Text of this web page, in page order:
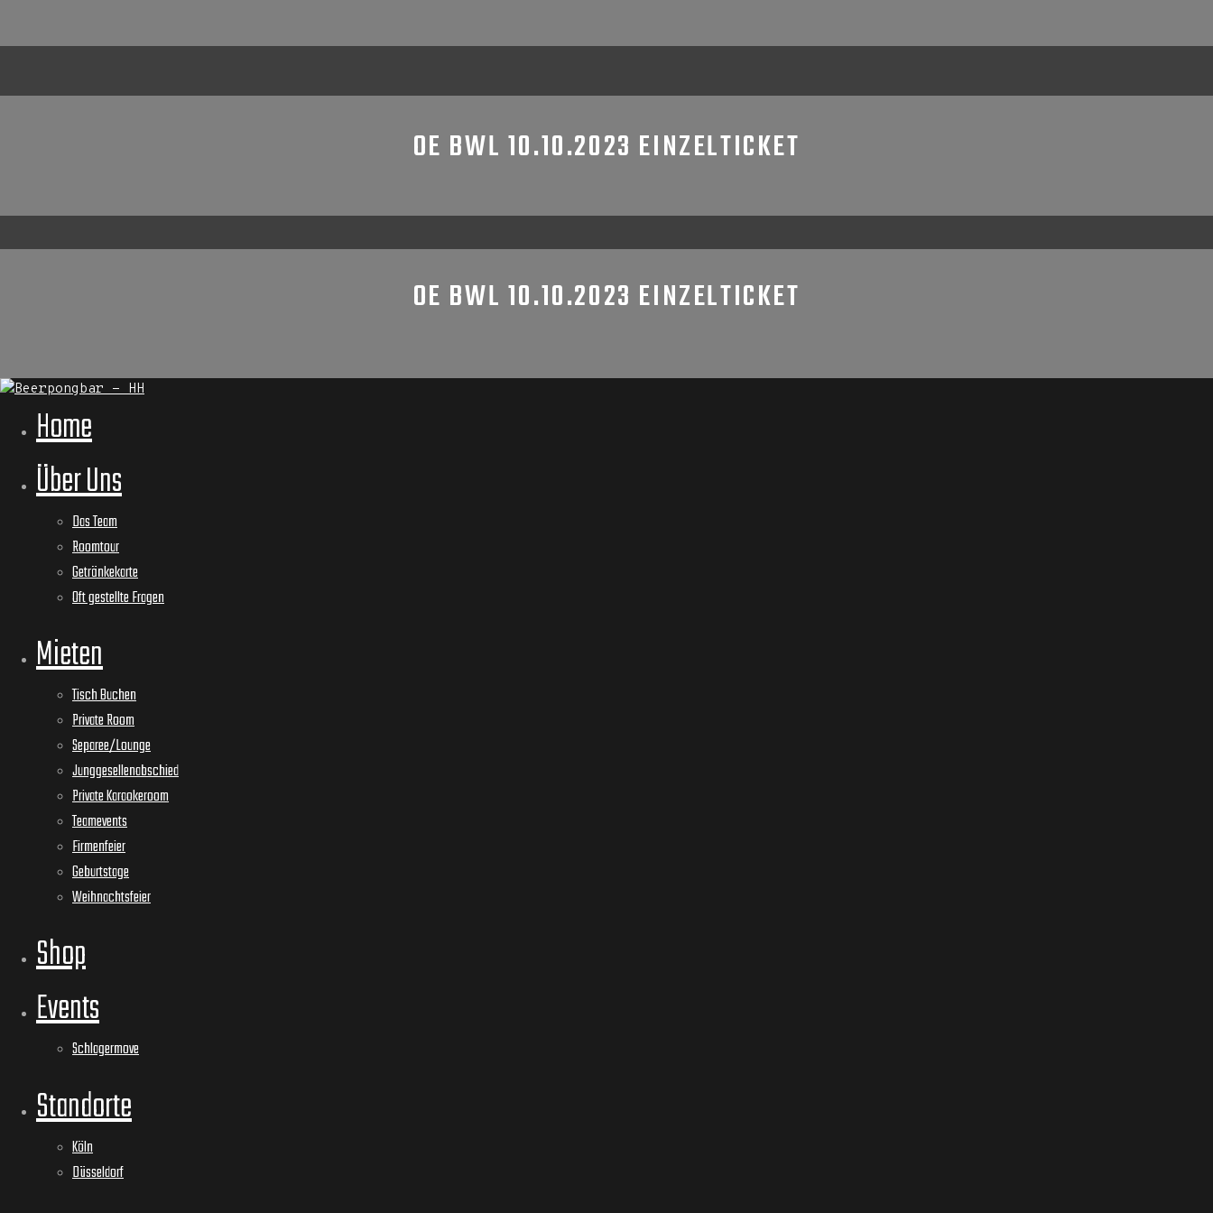
OE BWL 10.10.2023 EINZELTICKET
OE BWL 10.10.2023 EINZELTICKET
Home
Über Uns
Das Team
Roomtour
Getränkekarte
Oft gestellte Fragen
Mieten
Tisch Buchen
Private Room
Separee/Lounge
Junggesellenabschied
Private Karaokeroom
Teamevents
Firmenfeier
Geburtstage
Weihnachtsfeier
Shop
Events
Schlagermove
Standorte
Köln
Düsseldorf